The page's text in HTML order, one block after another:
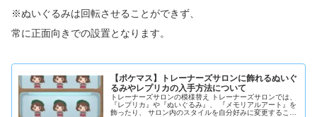
※ぬいぐるみは回転させることができず、
常に正面向きでの設置となります。
【ポケマス】トレーナーズサロンに飾れるぬいぐ
るみやレプリカの入手方法について
トレーナーズサロンの模様替え トレーナーズサロンでは、
『レプリカ』や『ぬいぐるみ』、 『メモリアルアート』を
飾ったり、 サロン内のスタイルを自分好みに変更すること